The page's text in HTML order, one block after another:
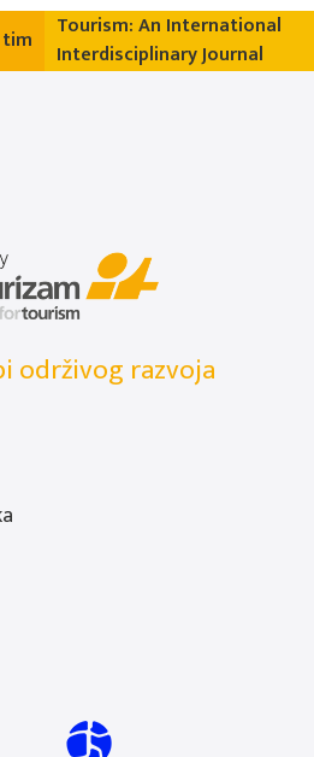
Tourism: An International
Interdisciplinary Journal
održivog razvoja